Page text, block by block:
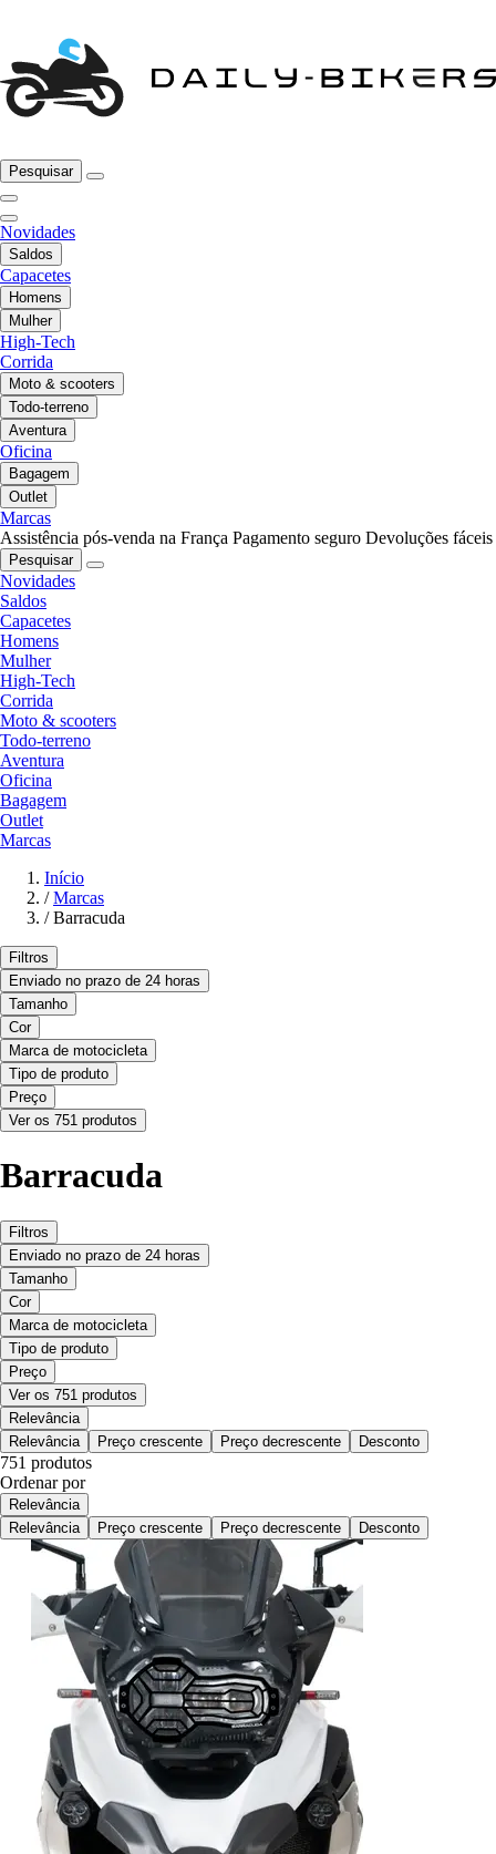
Pesquisar
Novidades
Saldos
Capacetes
Homens
Mulher
High-Tech
Corrida
Moto & scooters
Todo-terreno
Aventura
Oficina
Bagagem
Outlet
Marcas
Assistência pós-venda na França Pagamento seguro Devoluções fáceis
Pesquisar
Novidades
Saldos
Capacetes
Homens
Mulher
High-Tech
Corrida
Moto & scooters
Todo-terreno
Aventura
Oficina
Bagagem
Outlet
Marcas
Início
/ Marcas
/ Barracuda
Filtros
Enviado no prazo de 24 horas
Tamanho
Cor
Marca de motocicleta
Tipo de produto
Preço
Ver os 751 produtos
Barracuda
Filtros
Enviado no prazo de 24 horas
Tamanho
Cor
Marca de motocicleta
Tipo de produto
Preço
Ver os 751 produtos
Relevância
Relevância
Preço crescente Preço decrescente Desconto
751 produtos
Ordenar por
Relevância
Relevância
Preço crescente Preço decrescente Desconto